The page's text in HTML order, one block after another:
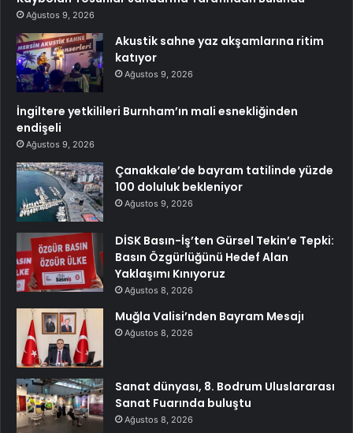
Ağustos 9, 2026
Akustik sahne yaz akşamlarına ritim
katıyor
Ağustos 9, 2026
İngiltere yetkilileri Burnham’ın mali esnekliğinden
endişeli
Ağustos 9, 2026
Çanakkale’de bayram tatilinde yüzde
100 doluluk bekleniyor
Ağustos 9, 2026
DİSK Basın-İş’ten Gürsel Tekin’e Tepki:
Basın Özgürlüğünü Hedef Alan
Yaklaşımı Kınıyoruz
Ağustos 8, 2026
Muğla Valisi’nden Bayram Mesajı
Ağustos 8, 2026
Sanat dünyası, 8. Bodrum Uluslararası
Sanat Fuarında buluştu
Ağustos 8, 2026